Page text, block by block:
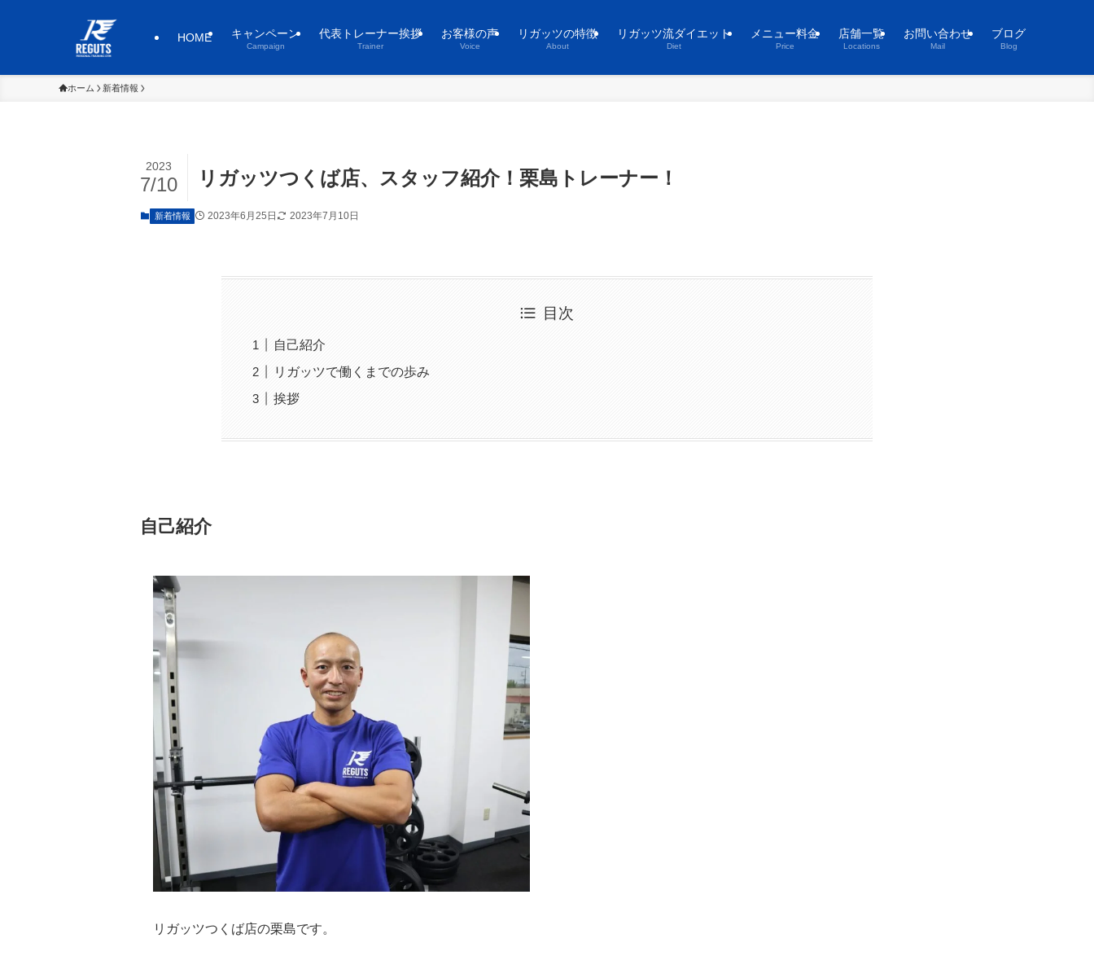
HOME キャンペーン
Campaign
代表トレーナー挨拶
Trainer
お客様の声
Voice
リガッツの特徴
About
リガッツ流ダイエット
Diet
メニュー料金
Price
店舗一覧
Locations
お問い合わせ
Mail
ブログ
Blog
ホーム 新着情報
リガッツつくば店、スタッフ紹介！栗島トレーナー！
2023
7/10
新着情報 2023年6月25日 2023年7月10日
目次
自己紹介
リガッツで働くまでの歩み
挨拶
自己紹介
リガッツつくば店の栗島です。